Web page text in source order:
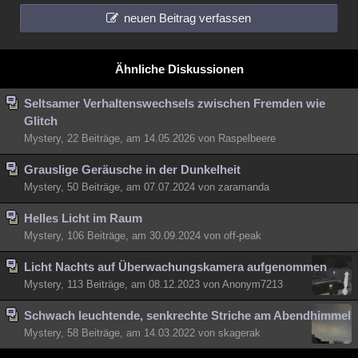
neuen Beitrag verfassen
Ähnliche Diskussionen
Seltsamer Verhaltenswechsels zwischen Fremden wie
Glitch
Mystery, 22 Beiträge, am 14.05.2026 von Raspelbeere
Grauslige Geräusche in der Dunkelheit
Mystery, 50 Beiträge, am 07.07.2024 von zaramanda
Helles Licht im Raum
Mystery, 106 Beiträge, am 30.09.2024 von off-peak
Licht Nachts auf Überwachungskamera aufgenommen
Mystery, 113 Beiträge, am 08.12.2023 von Anonym7213
Schwach leuchtende, senkrechte Striche am Abendhimmel
Mystery, 58 Beiträge, am 14.03.2022 von skagerak